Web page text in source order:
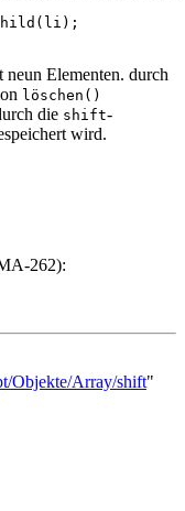
( li );
neun Elementen. durch
löschen()
die shift-
wird.
262):
Objekte/Array/shift"